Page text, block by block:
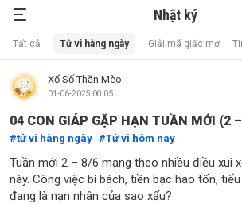
Nhật ký
Tất cả Tử vi hàng ngày Giải mã giấc mơ
Xổ Số Thần Mèo
01-06-2025 00:05
04 CON GIÁP GẶP HẠN TUẦN MỚI (2
tử vi hàng ngày Tử vi hôm nay
Tuần mới 2 – 8/6 mang theo nhiều điều xui
này. Công việc bí bách, tiền bạc hao tốn,
đang là nạn nhân của sao xấu?